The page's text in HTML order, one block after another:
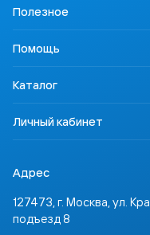
Карьера
Правовая информация
Осторожно, контрафакт
Контакты
Урок безопасности
Наша Победа
Профориентация
Учимся для жизни
ССТ Лингвотест
Полезное
Родителям
Ученикам
Партнёрам
Инвесторам
Помощь
Где купить
Задать вопрос
Каталог
Личный кабинет
Адрес
127473, г. Москва, ул.
подъезд 8